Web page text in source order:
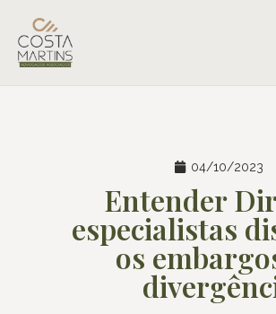
04/10/2023
Entender
especialistas
os